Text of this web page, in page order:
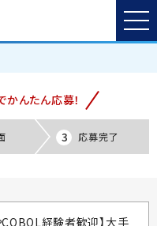
かんたん応募！
3 応募完了
COBOL経験者歓迎】大手